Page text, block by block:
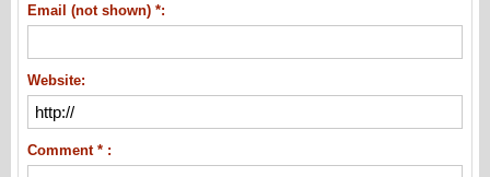
Email (not shown) *:
Website:
Comment * :